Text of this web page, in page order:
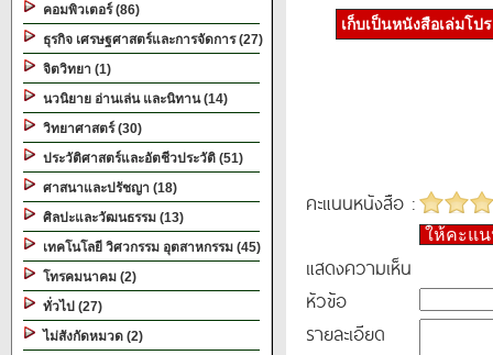
คอมพิวเตอร์ (86)
ธุรกิจ เศรษฐศาสตร์และการจัดการ (27)
จิตวิทยา (1)
นวนิยาย อ่านเล่น และนิทาน (14)
วิทยาศาสตร์ (30)
ประวัติศาสตร์และอัตชีวประวัติ (51)
ศาสนาและปรัชญา (18)
ศิลปะและวัฒนธรรม (13)
เทคโนโลยี วิศวกรรม อุตสาหกรรม (45)
โทรคมนาคม (2)
ทั่วไป (27)
ไม่สังกัดหมวด (2)
เก็บเป็นหนังสือเล่มโป
คะแนนหนังสือ :
ให้คะแ
แสดงความเห็น
หัวข้อ
รายละเอียด